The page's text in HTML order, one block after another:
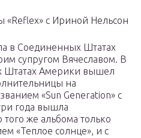
«Reflex» с Ириной Нельсон
в Соединенных Штатах
супругом Вячеславом. В
Штатах Америки вышел
на
«Sun Generation» с
года вышла
того же альбома только
«Теплое солнце», и с